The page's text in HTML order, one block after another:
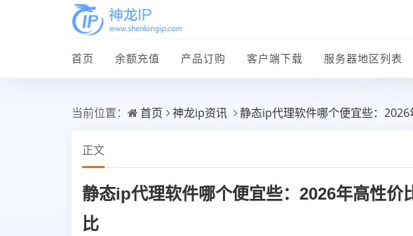
首页 余额充值 产品订购 客户端下载 服务器地区列表
当前位置： 首页 神龙ip资讯 静态ip代理软件哪个便宜些：
正文
静态ip代理软件哪个便宜些：2026年高性价
比